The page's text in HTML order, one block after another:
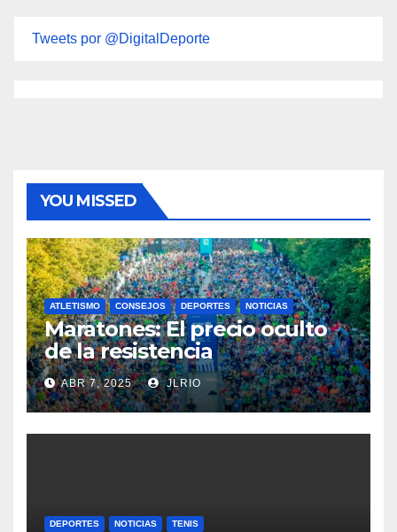
Tweets por @DigitalDeporte
YOU MISSED
ATLETISMO CONSEJOS DEPORTES NOTICIAS
Maratones: El precio oculto
de la resistencia
ABR 7, 2025 JLRIO
DEPORTES NOTICIAS TENIS